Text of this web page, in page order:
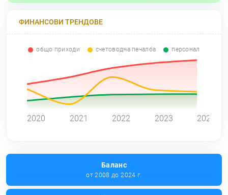
ФИНАНСОВИ ТРЕНДОВЕ
общо приходи счетоводна печалба персонал
2020 2021 2022 2023 2024
Баланс
от 2008 до 2024 г.